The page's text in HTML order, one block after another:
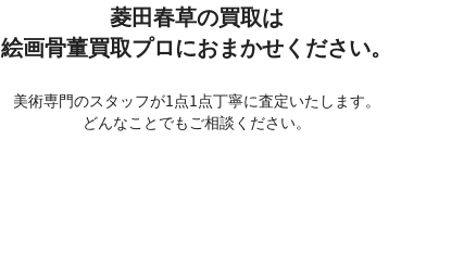
菱田春草の買取は
絵画骨董買取プロにおまかせください。
美術専門のスタッフが1点1点丁寧に査定いたします。
どんなことでもご相談ください。